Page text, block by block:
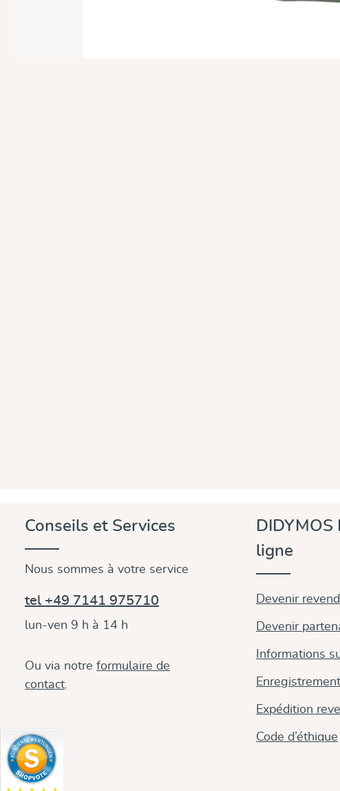
Conseils et Services
Nous sommes à votre service
tel +49 7141 975710
lun-ven 9 h à 14 h
Ou via notre formulaire de
contact
ligne
Devenir
Devenir
Informations
Expédition
Code d’éthique